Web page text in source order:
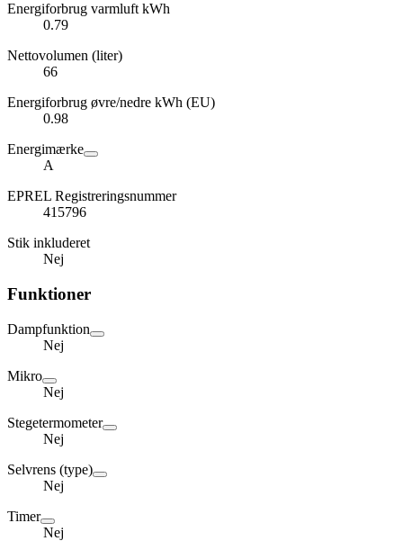
Energiforbrug varmluft kWh
0.79
Nettovolumen (liter)
66
Energiforbrug øvre/nedre kWh (EU)
0.98
Energimærke
A
EPREL Registreringsnummer
415796
Stik inkluderet
Nej
Funktioner
Dampfunktion
Nej
Mikro
Nej
Stegetermometer
Nej
Selvrens (type)
Nej
Timer
Nej